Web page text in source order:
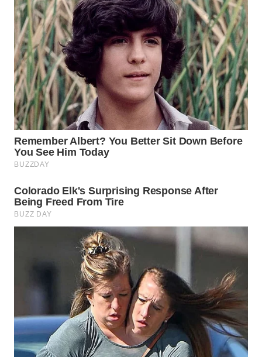
WAHANANEWS
NET
WAHANA
SPORT
WAHANA
UMKM
WAHANA
SELEB
PERSONA
WAHANA
WAHANA
DESA
WISATA